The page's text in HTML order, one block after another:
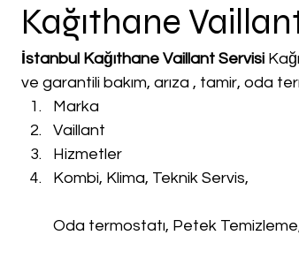
Kağıthane
İstanbul Kağıthane Vaillant Servisi
ve garantili bakım, arıza , tamir, oda
Marka
Vaillant
Hizmetler
Kombi, Klima, Teknik Servis,
Oda termostatı, Petek